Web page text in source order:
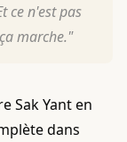
ce n'est pas
marche."
Sak Yant en
dans